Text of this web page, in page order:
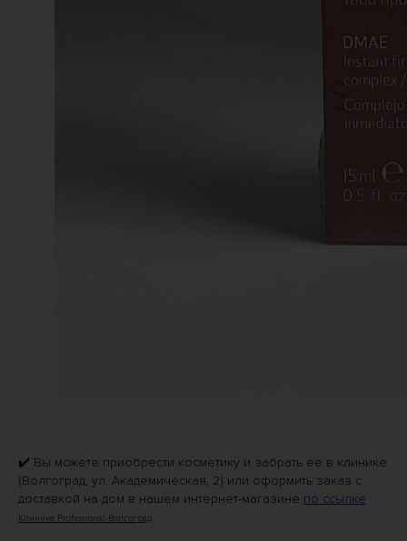
✔️ Вы можете приобрести косметику и забрать ее в клинике
(Волгоград, ул. Академическая, 2) или оформить заказ с
доставкой на дом в нашем интернет-магазине по ссылке
Клиника Professional-Волгоград